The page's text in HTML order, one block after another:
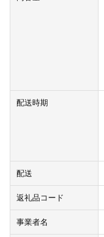
配送時期
配送
返礼品コード
事業者名